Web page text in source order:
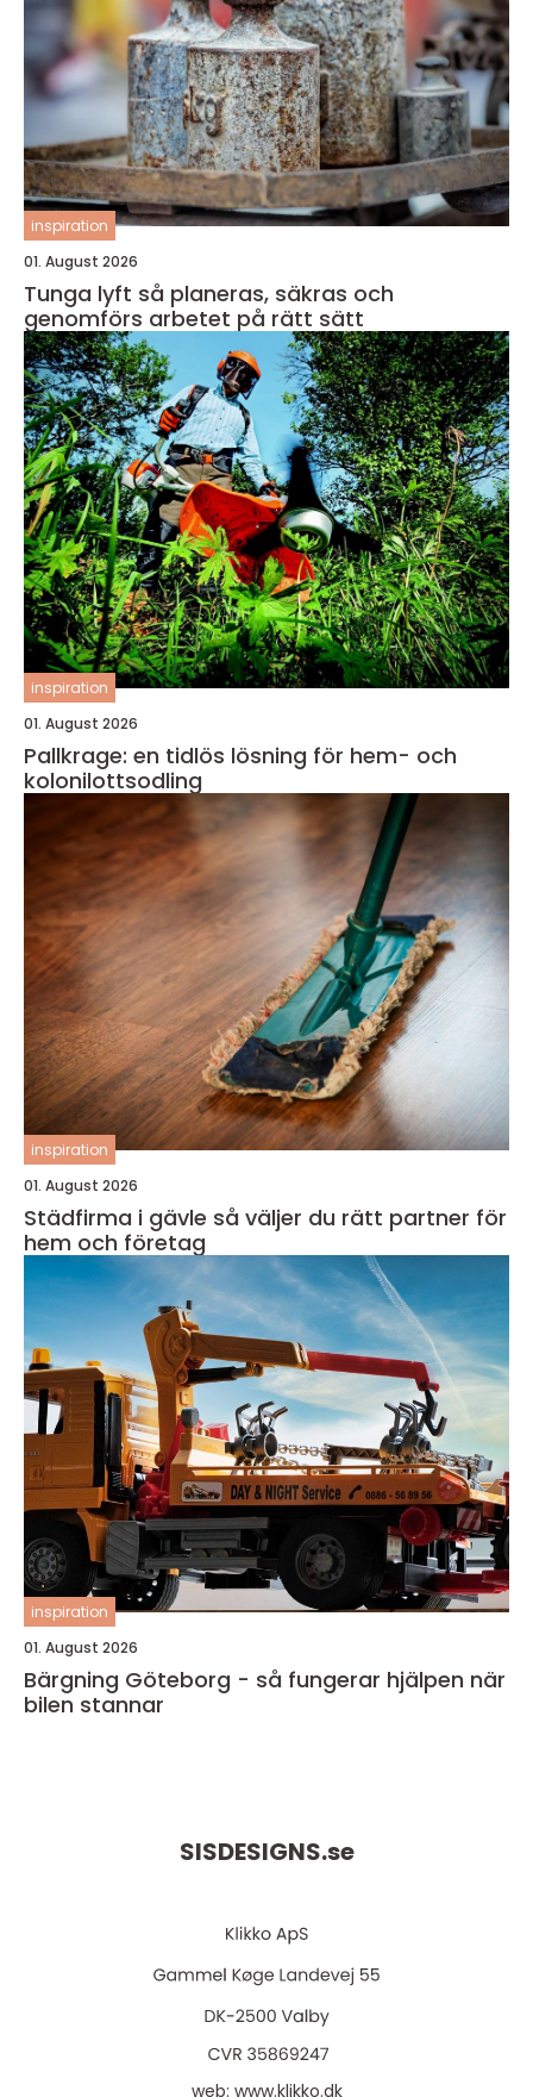
inspiration
01. August 2026
Tunga lyft så planeras, säkras och
genomförs arbetet på rätt sätt
inspiration
01. August 2026
Pallkrage: en tidlös lösning för hem- och
kolonilottsodling
inspiration
01. August 2026
Städfirma i gävle så väljer du rätt partner för
hem och företag
inspiration
01. August 2026
Bärgning Göteborg - så fungerar hjälpen när
bilen stannar
SISDESIGNS.se
web: www.klikko.dk